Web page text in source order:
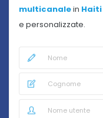
multicanalein Haiti
e personalizzate.